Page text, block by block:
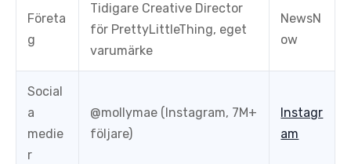
Företa
g
Tidigare Creative Director
för PrettyLittleThing, eget
varumärke
NewsN
ow
Social
a
medie
r
@mollymae (Instagram, 7M+
följare)
Instagr
am